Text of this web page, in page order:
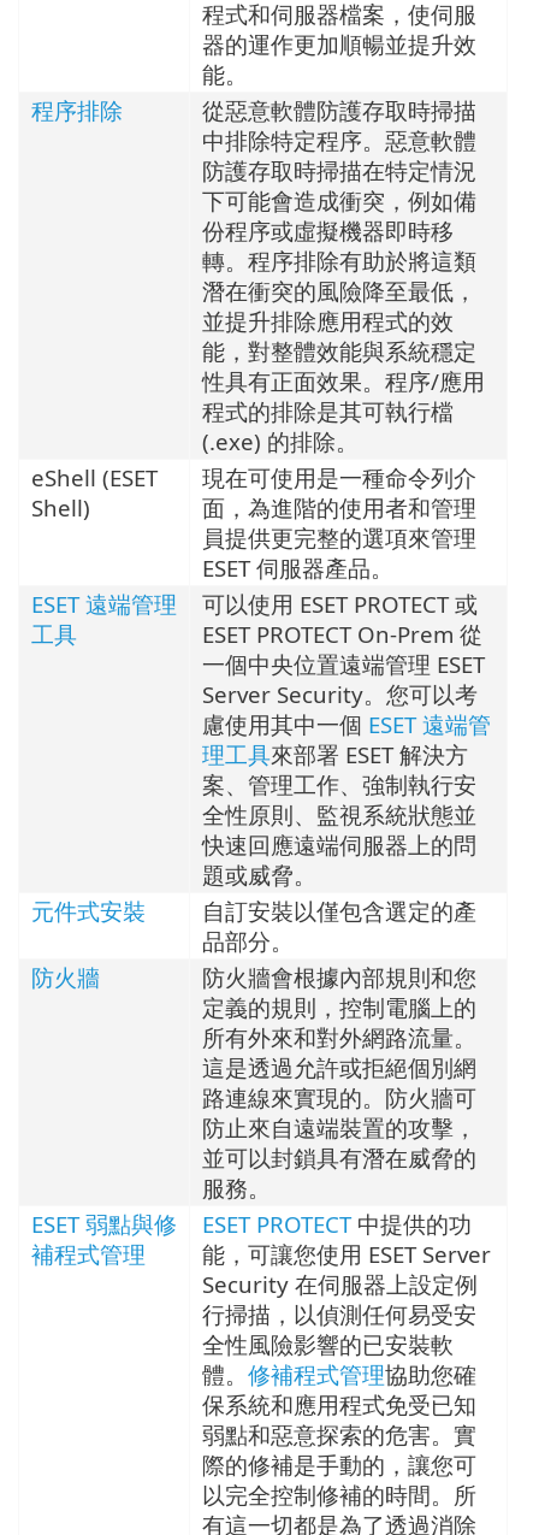
程式和伺服器檔案，使伺服
器的運作更加順暢並提升效
能。
程序排除
從惡意軟體防護存取時掃描
中排除特定程序。惡意軟體
防護存取時掃描在特定情況
下可能會造成衝突，例如備
份程序或虛擬機器即時移
轉。程序排除有助於將這類
潛在衝突的風險降至最低，
並提升排除應用程式的效
能，對整體效能與系統穩定
性具有正面效果。程序/應用
程式的排除是其可執行檔
(.exe) 的排除。
eShell (ESET
Shell)
現在可使用是一種命令列介
面，為進階的使用者和管理
員提供更完整的選項來管理
ESET 伺服器產品。
ESET 遠端管理
工具
可以使用 ESET PROTECT 或
ESET PROTECT On-Prem 從
一個中央位置遠端管理 ESET
Server Security。您可以考
慮使用其中一個 ESET 遠端管
理工具來部署 ESET 解決方
案、管理工作、強制執行安
全性原則、監視系統狀態並
快速回應遠端伺服器上的問
題或威脅。
元件式安裝
自訂安裝以僅包含選定的產
品部分。
防火牆
防火牆會根據內部規則和您
定義的規則，控制電腦上的
所有外來和對外網路流量。
這是透過允許或拒絕個別網
路連線來實現的。防火牆可
防止來自遠端裝置的攻擊，
並可以封鎖具有潛在威脅的
服務。
ESET 弱點與修
補程式管理
ESET PROTECT中提供的功
能，可讓您使用 ESET Server
Security 在伺服器上設定例
行掃描，以偵測任何易受安
全性風險影響的已安裝軟
體。 修補程式管理協助您確
保系統和應用程式免受已知
弱點和惡意探索的危害。實
際的修補是手動的，讓您可
以完全控制修補的時間。所
有這一切都是為了透過消除